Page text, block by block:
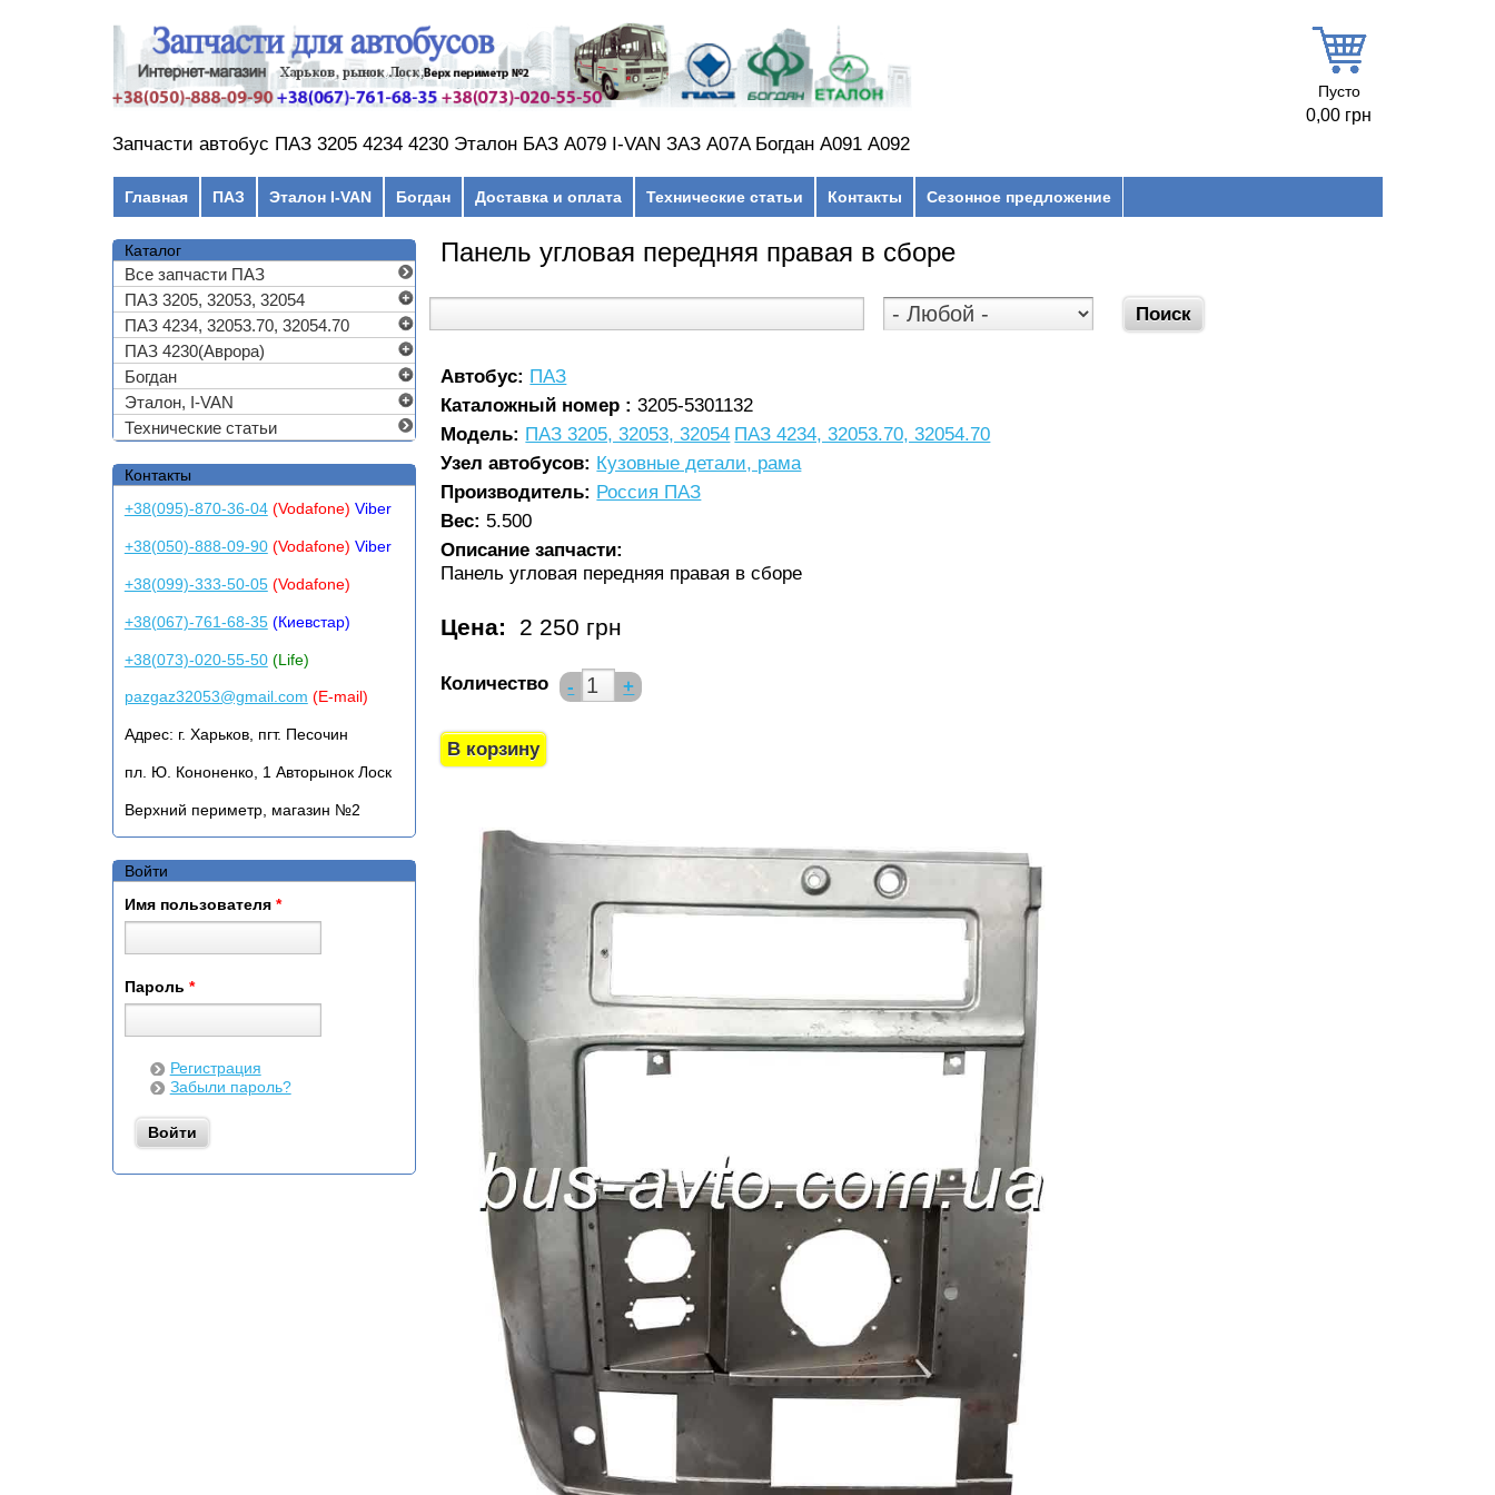
Пусто
0,00 грн
Запчасти автобус ПАЗ 3205 4234 4230 Эталон БАЗ А079 I-VAN ЗАЗ A07A Богдан А091 А092
Главная ПАЗ Эталон I-VAN Богдан Доставка и оплата Технические статьи Контакты Сезонное предложение
Панель угловая передняя правая в сборе
Автобус: ПАЗ
Каталожный номер :3205-5301132
Модель: ПАЗ 3205, 32053, 32054 ПАЗ 4234, 32053.70, 32054.70
Узел автобусов: Кузовные детали, рама
Производитель: Россия ПАЗ
Вес: 5.500
Описание запчасти:
Панель угловая передняя правая в сборе
Цена: 2 250 грн
Количество - +
Каталог
Все запчасти ПАЗ
ПАЗ 3205, 32053, 32054
ПАЗ 4234, 32053.70, 32054.70
ПАЗ 4230(Аврора)
Богдан
Эталон, I-VAN
Технические статьи
Контакты
+38(095)-870-36-04(Vodafone) Viber
+38(050)-888-09-90(Vodafone) Viber
+38(099)-333-50-05(Vodafone)
+38(067)-761-68-35(Киевстар)
+38(073)-020-55-50(Life)
pazgaz32053@gmail.com (E-mail)
Адрес: г. Харьков, пгт. Песочин
пл. Ю. Кононенко, 1 Авторынок Лоск
Верхний периметр, магазин №2
Войти
Имя пользователя *
Пароль *
Регистрация
Забыли пароль?